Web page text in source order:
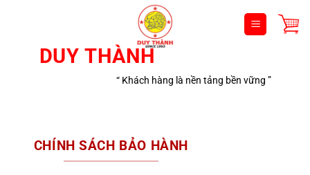
DUY THÀNH
“ Khách hàng là nền tảng bền vững ”
CHÍNH SÁCH BẢO HÀNH